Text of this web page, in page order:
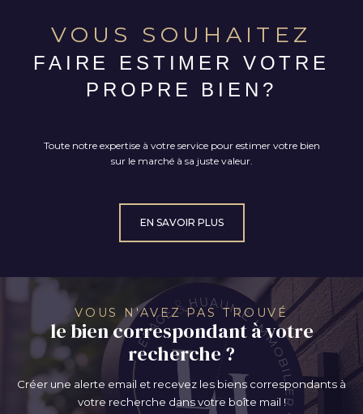
VOUS SOUHAITEZ
FAIRE ESTIMER VOTRE
PROPRE BIEN?
Toute notre expertise à votre service pour estimer votre bien
sur le marché à sa juste valeur.
EN SAVOIR PLUS
VOUS N'AVEZ PAS TROUVÉ
le bien correspondant à votre
recherche ?
Créer une alerte email et recevez les biens correspondants à
votre recherche dans votre boîte mail !